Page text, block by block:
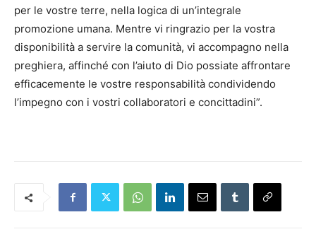
per le vostre terre, nella logica di un’integrale
promozione umana. Mentre vi ringrazio per la vostra
disponibilità a servire la comunità, vi accompagno nella
preghiera, affinché con l’aiuto di Dio possiate affrontare
efficacemente le vostre responsabilità condividendo
l’impegno con i vostri collaboratori e concittadini”.